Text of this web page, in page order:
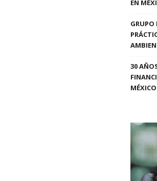
EN
GRUPO
30
MÉXICO